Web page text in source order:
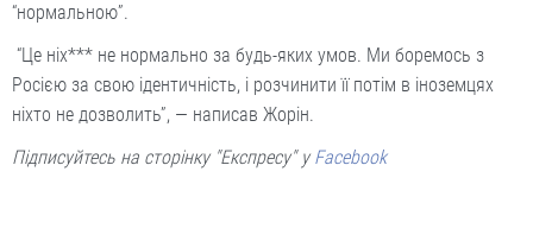
“нормальною”.
“Це ніх*** не нормально за будь-яких умов. Ми боремось з
Росією за свою ідентичність, і розчинити її потім в іноземцях
ніхто не дозволить”, — написав Жорін.
Підписуйтесь на сторінку "Експресу" уFacebook